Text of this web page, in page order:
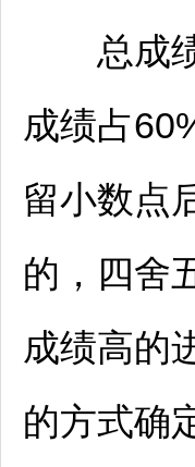
总成绩
成绩占
留小数点
的，四舍
成绩高的
的方式确